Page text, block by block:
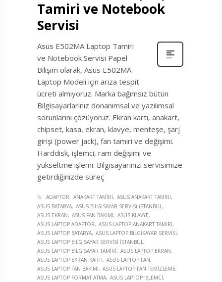
Tamiri ve Notebook
Servisi
Asus E502MA Laptop Tamiri
ve Notebook Servisi Papel
Bilişim olarak, Asus E502MA
Laptop Modeli için arıza tespit
ücreti almıyoruz. Marka bağımsız bütün
Bilgisayarlarınız donanımsal ve yazılımsal
sorunlarını çözüyoruz. Ekran kartı, anakart,
chipset, kasa, ekran, klavye, menteşe, şarj
girişi (power jack), fan tamiri ve değişimi.
Harddisk, işlemci, ram değişimi ve
yükseltme işlemi. Bilgisayarınızı servisimize
getirdiğinizde süreç
ADAPTÖR ANAKART TAMIRI
ASUS ANAKART TAMIRI
ASUS BATARYA ASUS BILGISAYAR SERVISI İSTANBUL
ASUS EKRAN
ASUS FAN BAKIMI
ASUS KLAVYE
ASUS LAPTOP ADAPTÖR
ASUS LAPTOP ANAKART TAMIRI
ASUS LAPTOP BATARYA ASUS LAPTOP BILGISAYAR SERVISI
ASUS LAPTOP BILGISAYAR SERVISI İSTANBUL
ASUS LAPTOP BILGISAYAR TAMIRI
ASUS LAPTOP EKRAN
ASUS LAPTOP EKRAN KARTI
ASUS LAPTOP FAN
ASUS LAPTOP FAN BAKIMI
ASUS LAPTOP FAN TEMIZLEME
ASUS LAPTOP FORMAT ATMA ASUS LAPTOP İŞLEMCI